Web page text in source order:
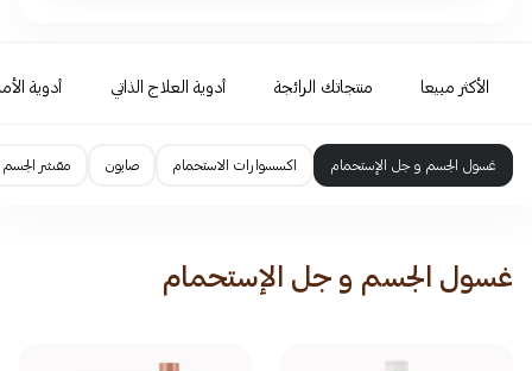
الأكثر مبيعا منتجاتك الرائجة أدوية العلاج الذاتي أدوية
غسول الجسم و جل الإستحمام اكسسوارات الاستحمام صابون مقشر الجسم
غسول الجسم و جل الإستحمام